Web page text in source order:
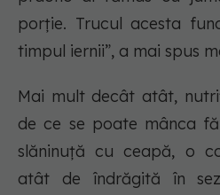
porție. Trucul acesta
timpul iernii”, a mai spus
Mai mult decât atât,
de ce se poate mânca
slăninuță cu ceapă, o
atât de îndrăgită în